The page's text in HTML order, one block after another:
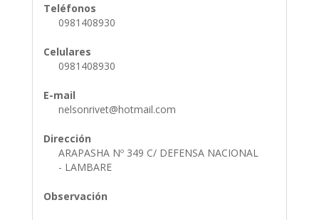
Teléfonos
0981408930
Celulares
0981408930
E-mail
nelsonrivet@hotmail.com
Dirección
ARAPASHA Nº 349 C/ DEFENSA NACIONAL
- LAMBARE
Observación